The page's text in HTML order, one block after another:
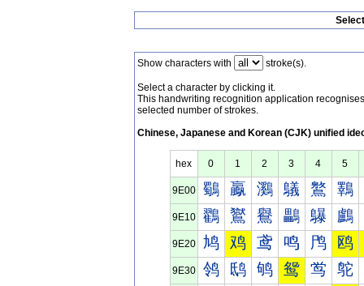
Show characters with stroke(s).
Select a character by clicking it.
This handwriting recognition application
selected number of strokes.
Chinese, Japanese and Korean (CJK) unified
hex 0 1 2 3 4 5
9E00 鸀 鸁 鸂 鸃 鸄 鸅
9E10 鸐 鸑 鸒 鸓 鸔 鸕
9E20 鸠 鸡 鸢 鸣 鸤 鸥
9E30 鸰 鸱 鸲 鸳 鸴 鸵